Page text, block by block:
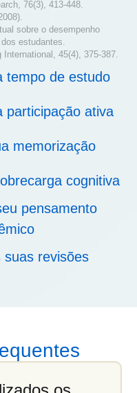
76(3), 413-448.
sobre o desempenho
estudantes.
International, 45(4), 375-387.
tempo de estudo
participação ativa
memorização
cognitiva
pensamento
suas revisões